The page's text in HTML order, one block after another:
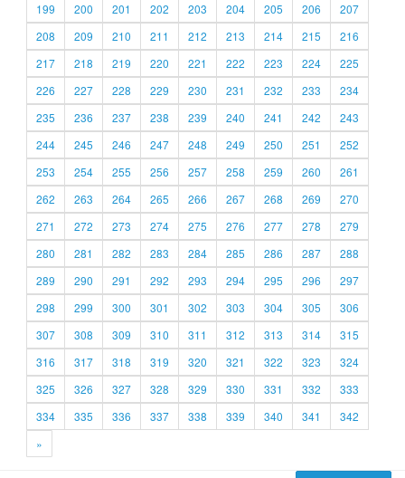
199
200 201 202 203 204 205 206
207
208
209 210 211 212 213 214 215
216
217
218 219 220 221 222 223 224
225
226
227 228 229 230 231 232 233
234
235
236 237 238 239 240 241 242
243
244
245 246 247 248 249 250 251
252
253
254 255 256 257 258 259 260
261
262
263 264 265 266 267 268 269
270
271
272 273 274 275 276 277 278
279
280
281 282 283 284 285 286 287
288
289
290 291 292 293 294 295 296
297
298
299 300 301 302 303 304 305
306
307
308 309 310 311 312 313 314
315
316
317 318 319 320 321 322 323
324
325
326 327 328 329 330 331 332
333
334
335 336 337 338 339 340 341
342
»